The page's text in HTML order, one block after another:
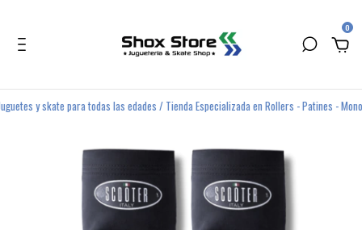
0
y skate para todas las edades / Tienda Especializada en Rollers - Patines -